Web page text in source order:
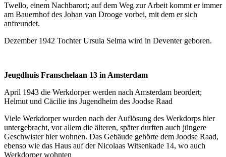
Twello, einem Nachbarort; auf dem Weg zur Arbeit kommt er immer
am Bauernhof des Johan van Drooge vorbei, mit dem er sich
anfreundet.
Dezember 1942 Tochter Ursula Selma wird in Deventer geboren.
Jeugdhuis Franschelaan 13 in Amsterdam
April 1943 die Werkdorper werden nach Amsterdam beordert;
Helmut und Cäcilie ins Jugendheim des Joodse Raad
Viele Werkdorper wurden nach der Auflösung des Werkdorps hier
untergebracht, vor allem die älteren, später durften auch jüngere
Geschwister hier wohnen. Das Gebäude gehörte dem Joodse Raad,
ebenso wie das Haus auf der Nicolaas Witsenkade 14, wo auch
Werkdorper wohnten